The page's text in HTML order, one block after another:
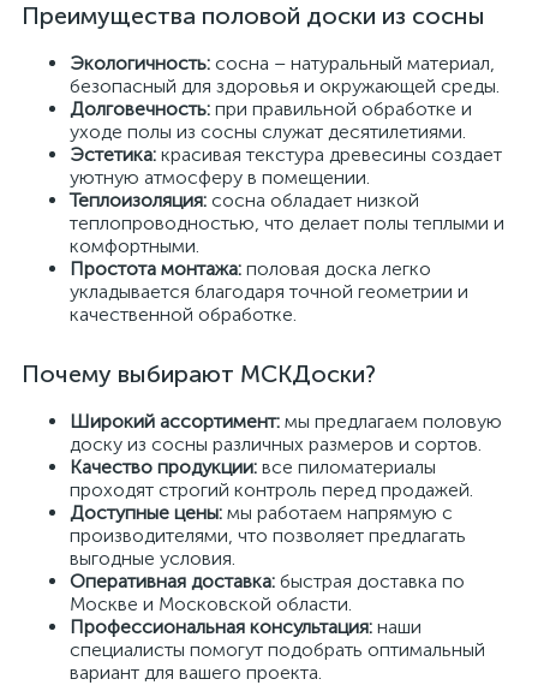
Преимущества половой доски из сосны
Экологичность: сосна – натуральный материал,
безопасный для здоровья и окружающей среды.
Долговечность: при правильной обработке и
уходе полы из сосны служат десятилетиями.
Эстетика: красивая текстура древесины создает
уютную атмосферу в помещении.
Теплоизоляция: сосна обладает низкой
теплопроводностью, что делает полы теплыми и
комфортными.
Простота монтажа: половая доска легко
укладывается благодаря точной геометрии и
качественной обработке.
Почему выбирают МСКДоски?
Широкий ассортимент: мы предлагаем половую
доску из сосны различных размеров и сортов.
Качество продукции: все пиломатериалы
проходят строгий контроль перед продажей.
Доступные цены: мы работаем напрямую с
производителями, что позволяет предлагать
выгодные условия.
Оперативная доставка: быстрая доставка по
Москве и Московской области.
Профессиональная консультация: наши
специалисты помогут подобрать оптимальный
вариант для вашего проекта.